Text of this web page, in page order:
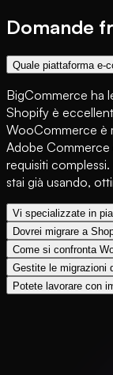
Domande
Quale piattaforma e-
BigCommerce ha
Shopify è
WooCommerce è
Adobe Commerce
requisiti
stai già usando,
Vi specializzate in
Dovrei migrare a
Come si confronta
Gestite le migrazioni
Potete lavorare con